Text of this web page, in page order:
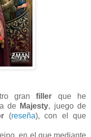
granfiller que he
de Majesty, juego de
(reseña), con el que